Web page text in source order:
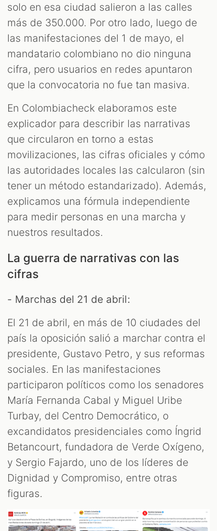
solo en esa ciudad salieron a las calles
más de 350.000. Por otro lado, luego de
las manifestaciones del 1 de mayo, el
mandatario colombiano no dio ninguna
cifra, pero usuarios en redes apuntaron
que la convocatoria no fue tan masiva.
En Colombiacheck elaboramos este
explicador para describir las narrativas
que circularon en torno a estas
movilizaciones, las cifras oficiales y cómo
las autoridades locales las calcularon (sin
tener un método estandarizado). Además,
explicamos una fórmula independiente
para medir personas en una marcha y
nuestros resultados.
La guerra de narrativas con las
cifras
- Marchas del 21 de abril:
El 21 de abril, en más de 10 ciudades del
país la oposición salió a marchar contra el
presidente, Gustavo Petro, y sus reformas
sociales. En las manifestaciones
participaron políticos como los senadores
María Fernanda Cabal y Miguel Uribe
Turbay, del Centro Democrático, o
excandidatos presidenciales como Íngrid
Betancourt, fundadora de Verde Oxígeno,
y Sergio Fajardo, uno de los líderes de
Dignidad y Compromiso, entre otras
figuras.